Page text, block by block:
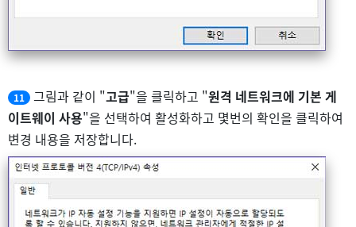
11 그림과 같이 "고급"을 클릭하고 "원격 네트워크에 기본 게
이트웨이 사용"을 선택하여 활성화하고 몇번의 확인을 클릭하여
변경 내용을 저장합니다.